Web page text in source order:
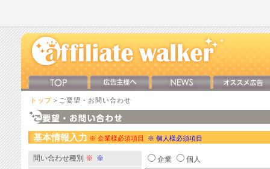
トップ ＞ご要望・お問い合わせ
基本情報入力 ※ 企業様必須項目 ※ 個人様必須項目
問い合わせ種別 ※ ※ 企業
個人